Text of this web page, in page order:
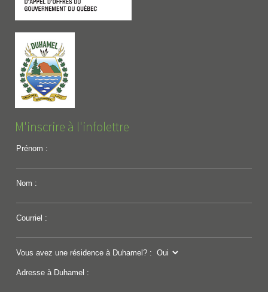
M'inscrire à l'infolettre
Prénom :
Nom :
Courriel :
Vous avez une résidence à Duhamel? :
Adresse à Duhamel :